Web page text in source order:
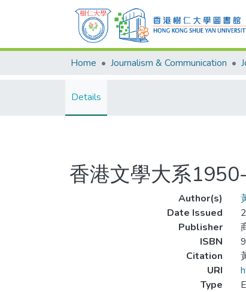
Home Journalism & Communication
Details
香港文學大系
Author(s)
Date Issued
Publisher
ISBN
Citation
URI
Type